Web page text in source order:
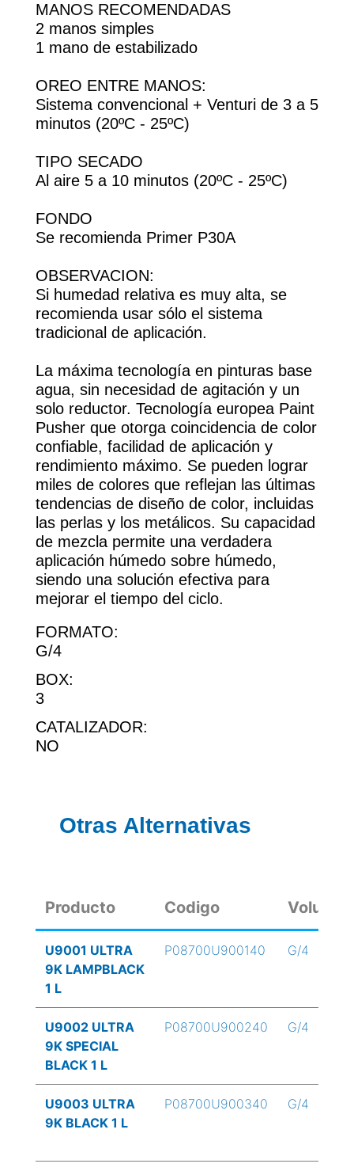
MANOS RECOMENDADAS
2 manos simples
1 mano de estabilizado
OREO ENTRE MANOS:
Sistema convencional + Venturi de 3 a 5
minutos (20ºC - 25ºC)
TIPO SECADO
Al aire 5 a 10 minutos (20ºC - 25ºC)
FONDO
Se recomienda Primer P30A
OBSERVACION:
Si humedad relativa es muy alta, se
recomienda usar sólo el sistema
tradicional de aplicación.
La máxima tecnología en pinturas base
agua, sin necesidad de agitación y un
solo reductor. Tecnología europea Paint
Pusher que otorga coincidencia de color
confiable, facilidad de aplicación y
rendimiento máximo. Se pueden lograr
miles de colores que reflejan las últimas
tendencias de diseño de color, incluidas
las perlas y los metálicos. Su capacidad
de mezcla permite una verdadera
aplicación húmedo sobre húmedo,
siendo una solución efectiva para
mejorar el tiempo del ciclo.
FORMATO:
G/4
BOX:
3
CATALIZADOR:
NO
Otras Alternativas
Producto Codigo Volumen
U9001 ULTRA
9K LAMPBLACK
1 L
P08700U900140 G/4
U9002 ULTRA
9K SPECIAL
BLACK 1 L
P08700U900240 G/4
U9003 ULTRA
9K BLACK 1 L
P08700U900340 G/4